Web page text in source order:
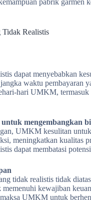
pabrik garmen
Tidak Realistis
dapat menyebabkan
waktu pembayaran
hari UMKM,
mengembangkan
UMKM kesulitan
meningkatkan kualitas
dapat membatasi
tidak realistis tidak
kewajiban
UMKM untuk